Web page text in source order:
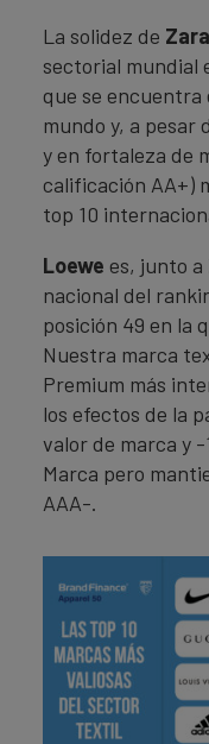
La solidez de Zara
sectorial mundial
que se encuentra
mundo y, a pesar
y en fortaleza de
calificación AA+)
top 10
Loewe es, junto
nacional del
posición 49 en la
Nuestra marca
Premium más
los efectos de la
valor de marca y
Marca pero
AAA-.